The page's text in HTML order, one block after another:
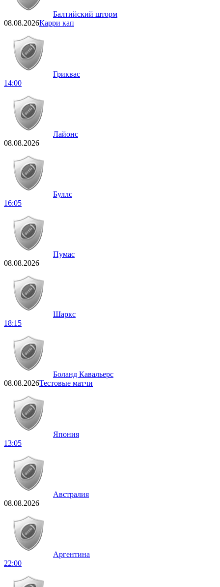
Балтийский шторм
08.08.2026Карри кап
Гриквас
14:00
Лайонс
08.08.2026
Буллс
16:05
Пумас
08.08.2026
Шаркс
18:15
Боланд Кавальерс
08.08.2026Тестовые матчи
Япония
13:05
Австралия
08.08.2026
Аргентина
22:00